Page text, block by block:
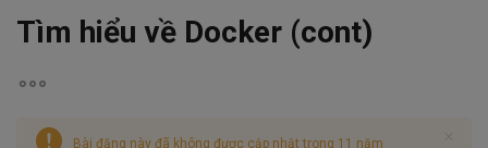
Tìm hiểu về Docker (cont)
Bài đăng này đã không được cập nhật trong 11 năm